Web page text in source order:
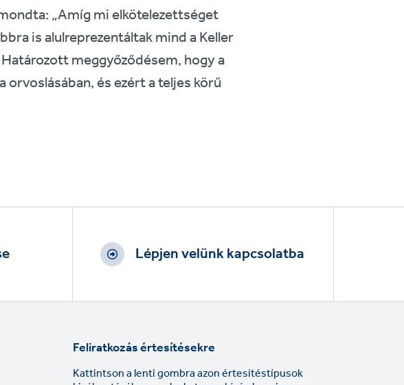
„Amíg mi elkötelezettséget
is alulreprezentáltak mind a Keller
meggyőződésem, hogy a
és ezért a teljes körű
Lépjen velünk kapcsolatba
Feliratkozás értesítésekre
Kattintson a lenti gombra azon értesítéstípusok